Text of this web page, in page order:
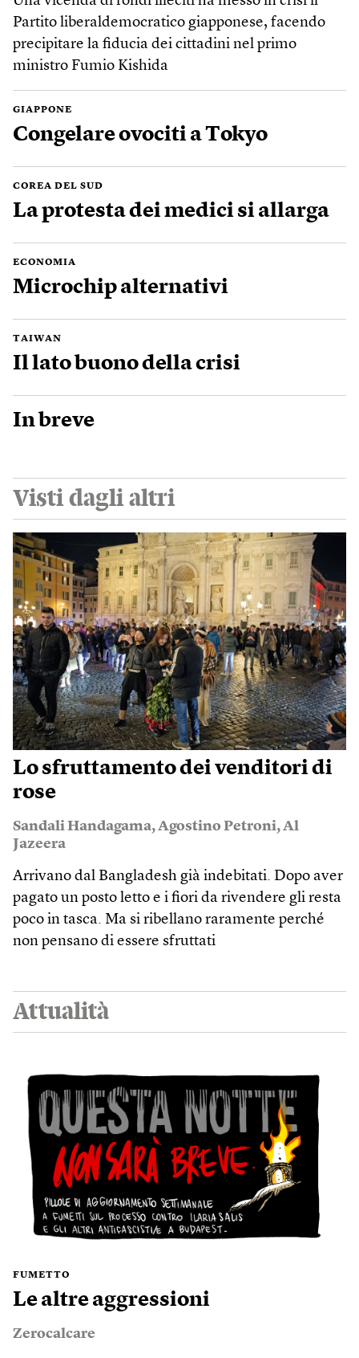
Partito liberaldemocratico giapponese, facendo
precipitare la fiducia dei cittadini nel primo
ministro Fumio Kishida
GIAPPONE
Congelare ovociti a Tokyo
COREA DEL SUD
La protesta dei medici si allarga
ECONOMIA
Microchip alternativi
TAIWAN
Il lato buono della crisi
In breve
Visti dagli altri
Lo sfruttamento dei venditori di
rose
Sandali Handagama,Agostino Petroni,Al
Jazeera
Arrivano dal Bangladesh già indebitati. Dopo aver
pagato un posto letto e i fiori da rivendere gli resta
poco in tasca. Ma si ribellano raramente perché
non pensano di essere sfruttati
Attualità
FUMETTO
Le altre aggressioni
Zerocalcare